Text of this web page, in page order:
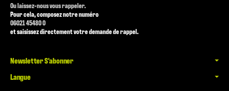
Ou laissez-nous vous rappeler.
Pour cela, composez notre numéro
06021 45480 0
et saisissez directement votre demande de rappel.
Newsletter S'abonner
Langue